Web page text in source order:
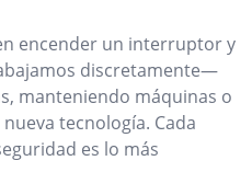
encender un interruptor y
discretamente—
manteniendo máquinas o
tecnología. Cada
es lo más